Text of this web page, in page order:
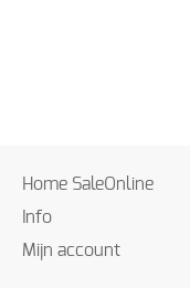
Home SaleOnline
Info
Mijn account